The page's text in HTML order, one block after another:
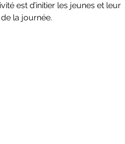
est d’initier les jeunes et leur
la journée.